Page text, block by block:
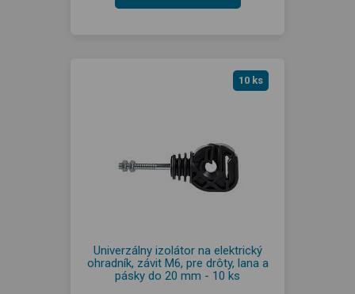
10 ks
Univerzálny izolátor na elektrický
ohradník, závit M6, pre drôty, lana a
pásky do 20 mm - 10 ks